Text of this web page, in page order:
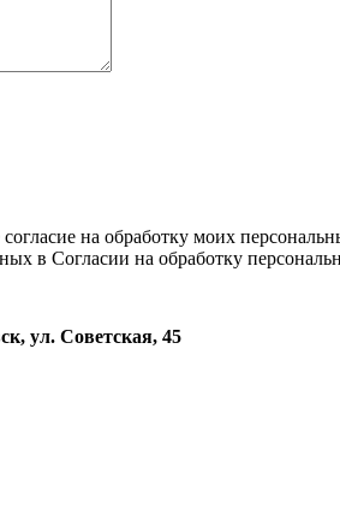
на обработку моих
в Согласии на обработку
ул. Советская, 45